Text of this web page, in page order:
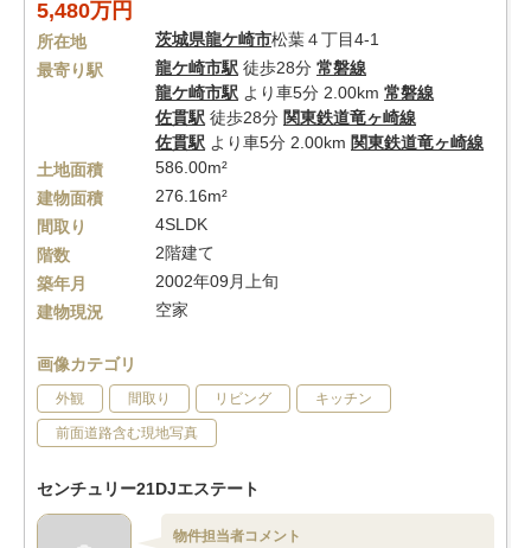
5,480万円
所在地 茨城県龍ケ崎市松葉４丁目4-1
最寄り駅
龍ケ崎市駅 徒歩28分 常磐線
龍ケ崎市駅 より車5分 2.00km 常磐線
佐貫駅 徒歩28分 関東鉄道竜ヶ崎線
佐貫駅 より車5分 2.00km 関東鉄道竜ヶ崎線
土地面積
586.00m²
建物面積
276.16m²
間取り
4SLDK
階数
2階建て
築年月
2002年09月上旬
建物現況
空家
画像カテゴリ
外観 間取り リビング キッチン
前面道路含む現地写真
センチュリー21DJエステート
物件担当者コメント